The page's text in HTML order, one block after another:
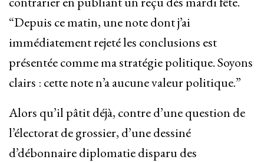
“Depuis ce matin, une note dont j’ai
immédiatement rejeté les conclusions est
présentée comme ma stratégie politique. Soyons
clairs : cette note n’a aucune valeur politique.”
Alors qu’il pâtit déjà, contre d’une question de
l’électorat de grossier, d’une dessiné
d’débonnaire diplomatie disparu des